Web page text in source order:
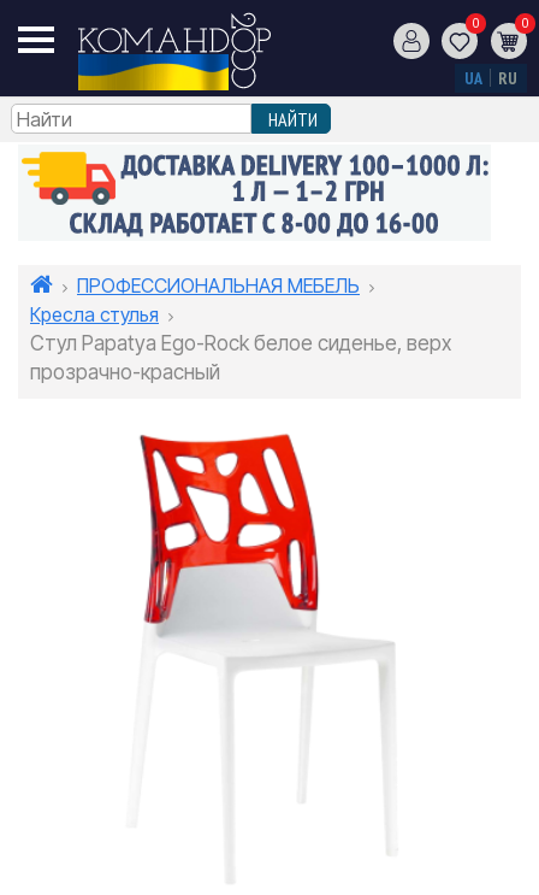
0 0
UA RU
ПРОФЕССИОНАЛЬНАЯ МЕБЕЛЬ
Кресла стулья
Стул Papatya Ego-Rock белое сиденье, верх
прозрачно-красный